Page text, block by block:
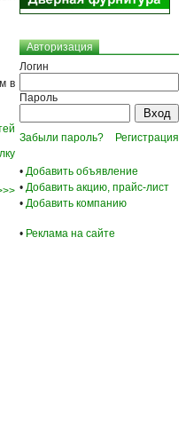
в
Авторизация
Логин
Пароль
Забыли пароль? Регистрация
• Добавить объявление
• Добавить акцию, прайс-лист
• Добавить компанию
• Реклама на сайте